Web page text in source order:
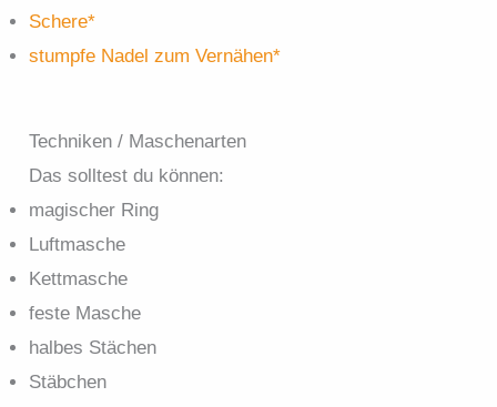
Schere*
stumpfe Nadel zum Vernähen*
Techniken / Maschenarten
Das solltest du können:
magischer Ring
Luftmasche
Kettmasche
feste Masche
halbes Stächen
Stäbchen